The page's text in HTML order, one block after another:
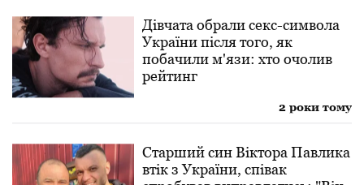
Дівчата обрали секс-символа
України після того, як
побачили м'язи: хто очолив
рейтинг
2 роки тому
Старший син Віктора Павлика
втік з України, співак